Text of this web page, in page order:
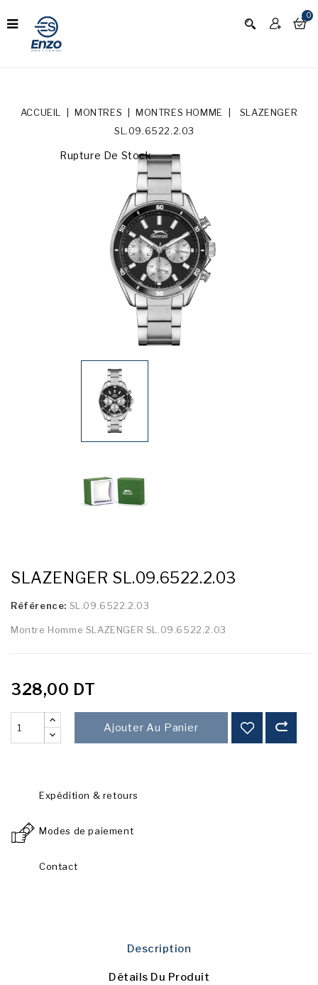
0
ACCUEIL MONTRES MONTRES HOMME
SLAZENGER
SL.09.6522.2.03
Rupture De Stock
SLAZENGER SL.09.6522.2.03
Référence: SL.09.6522.2.03
Montre Homme SLAZENGER SL.09.6522.2.03
328,00 DT
Ajouter Au Panier
Expédition & retours
Modes de paiement
Contact
Description
Détails Du Produit